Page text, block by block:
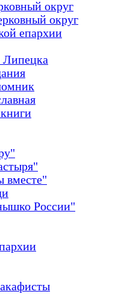
округ
округ
епархии
вместе"
России"